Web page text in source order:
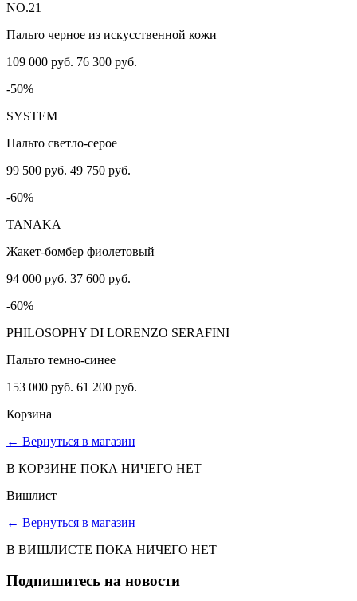
NO.21
Пальто черное из искусственной кожи
109 000 руб. 76 300 руб.
-50%
SYSTEM
Пальто светло-серое
99 500 руб. 49 750 руб.
-60%
TANAKA
Жакет-бомбер фиолетовый
94 000 руб. 37 600 руб.
-60%
PHILOSOPHY DI LORENZO SERAFINI
Пальто темно-синее
153 000 руб. 61 200 руб.
Корзина
← Вернуться в магазин
В КОРЗИНЕ ПОКА НИЧЕГО НЕТ
Вишлист
← Вернуться в магазин
В ВИШЛИСТЕ ПОКА НИЧЕГО НЕТ
Подпишитесь на новости